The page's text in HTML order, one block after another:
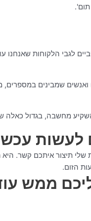
לגבי הלקוחות
שמבינים
מחשבה, בגדול כאלה
לעשות
הזום.
ממש